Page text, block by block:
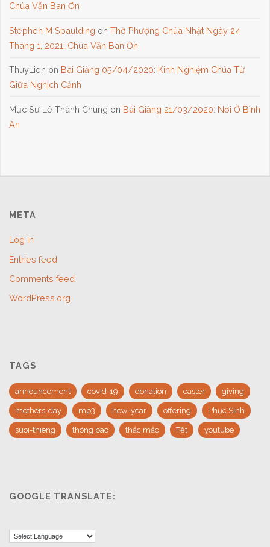
Chúa Vẫn Ban Ơn
Stephen M Spaulding onThờ Phượng Chúa Nhật Ngày 24
Tháng 1, 2021: Chúa Vẫn Ban Ơn
ThuyLien on Bài Giảng 05/04/2020: Kinh Nghiệm Chúa Từ
Giữa Nghịch Cảnh
Mục Sư Lê Thành Chung on Bài Giảng 21/03/2020: Nơi Ở Bình
An
META
Log in
Entries feed
Comments feed
WordPress.org
TAGS
announcement covid-19 donation easter giving
mothers-day mp3 new-year offering Phục Sinh
suoi-thieng thông báo thắc mắc Tết youtube
GOOGLE TRANSLATE: